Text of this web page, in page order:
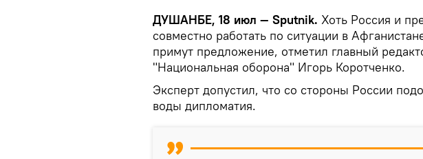
ДУШАНБЕ, 18 июл — Sputnik. Хоть Россия и
совместно работать по ситуации в
примут предложение, отметил главный
"Национальная оборона" Игорь Коротченко.
Эксперт допустил, что со стороны России
воды дипломатия.